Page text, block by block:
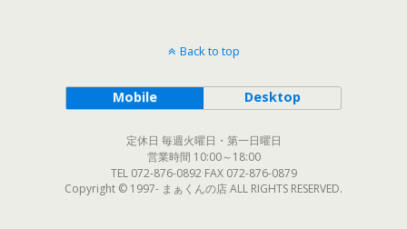
Back to top
Mobile Desktop
定休日 毎週火曜日・第一日曜日
営業時間 10:00～18:00
TEL 072-876-0892 FAX 072-876-0879
Copyright © 1997- まぁくんの店 ALL RIGHTS RESERVED.